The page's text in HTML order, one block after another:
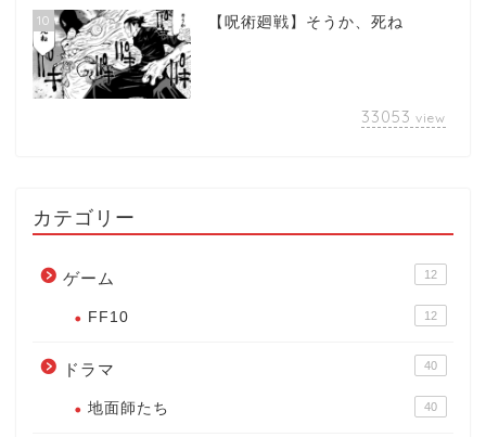
10 【呪術廻戦】そうか、死ね
33053 view
カテゴリー
ゲーム 12
FF10 12
ドラマ 40
地面師たち 40